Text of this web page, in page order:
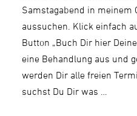
Samstagabend in meinem
aussuchen. Klick einfach
Button „Buch Dir hier
eine Behandlung aus und
werden Dir alle freien
suchst Du Dir was …